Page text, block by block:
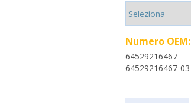
Numero OEM:
64529216467
64529216467-03